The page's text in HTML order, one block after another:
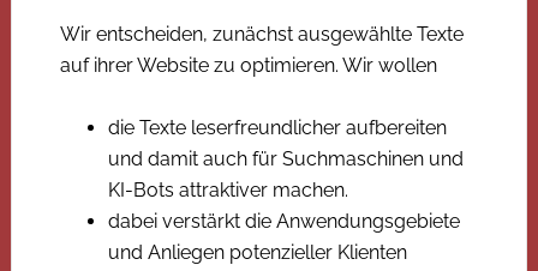
Wir entscheiden, zunächst ausgewählte Texte
auf ihrer Website zu optimieren. Wir wollen
die Texte leserfreundlicher aufbereiten
und damit auch für Suchmaschinen und
KI-Bots attraktiver machen.
dabei verstärkt die Anwendungsgebiete
und Anliegen potenzieller Klienten